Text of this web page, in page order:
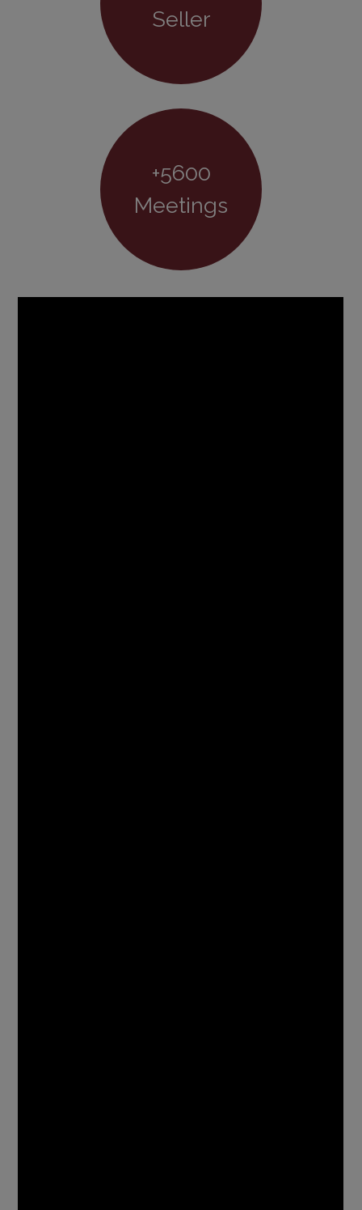
Seller
+5600
Meetings